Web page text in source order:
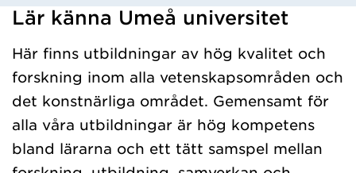
Har hämtat kursochkurspaket.
Lär känna Umeå universitet
Här finns utbildningar av hög kvalitet och
forskning inom alla vetenskapsområden och
det konstnärliga området. Gemensamt för
alla våra utbildningar är hög kompetens
bland lärarna och ett tätt samspel mellan